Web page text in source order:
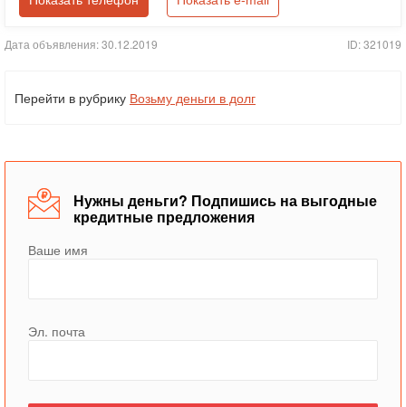
Дата объявления: 30.12.2019 ID: 321019
Перейти в рубрику Возьму деньги в долг
Нужны деньги? Подпишись на выгодные
кредитные предложения
Ваше имя
Эл. почта